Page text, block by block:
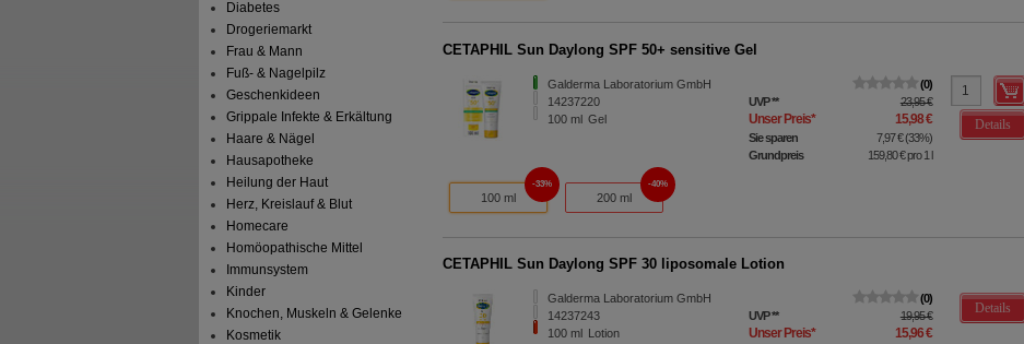
Diabetes
Drogeriemarkt
Frau & Mann
Fuß- & Nagelpilz
Geschenkideen
Grippale Infekte & Erkältung
Haare & Nägel
Hausapotheke
Heilung der Haut
Herz, Kreislauf & Blut
Homecare
Homöopathische Mittel
Immunsystem
Kinder
Knochen, Muskeln & Gelenke
Kosmetik
CETAPHIL Sun Daylong SPF 50+ sensitive Gel
Galderma Laboratorium GmbH
14237220
100 ml Gel
0
UVP** 23,95 €
Unser Preis* 15,98 €
Sie sparen 7,97 €(33%)
Grundpreis
159,80 €pro 1 l
Details
100 ml
33%
200 ml
40%
CETAPHIL Sun Daylong SPF 30 liposomale Lotion
Galderma Laboratorium GmbH
14237243
100 ml Lotion
0
UVP** 19,95 €
Unser Preis* 15,96 €
Details